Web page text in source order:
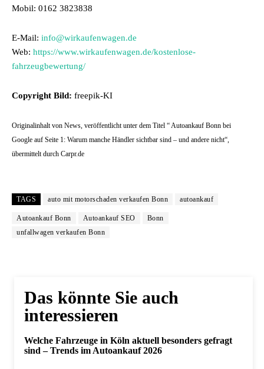
Mobil: 0162 3823838
E-Mail: info@wirkaufenwagen.de
Web: https://www.wirkaufenwagen.de/kostenlose-
fahrzeugbewertung/
Copyright Bild: freepik-KI
Originalinhalt von News, veröffentlicht unter dem Titel “ Autoankauf Bonn bei
Google auf Seite 1: Warum manche Händler sichtbar sind – und andere nicht“,
übermittelt durch Carpr.de
TAGS auto mit motorschaden verkaufen Bonn autoankauf
Autoankauf Bonn Autoankauf SEO
Bonn
unfallwagen verkaufen Bonn
Das könnte Sie auch
interessieren
Welche Fahrzeuge in Köln aktuell besonders gefragt
sind – Trends im Autoankauf 2026